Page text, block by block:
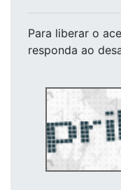
Para liberar o
responda ao